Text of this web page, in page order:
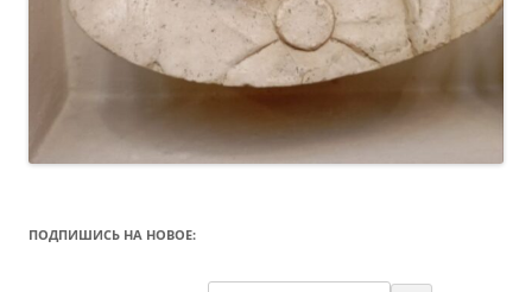
ПОДПИШИСЬ НА НОВОЕ: